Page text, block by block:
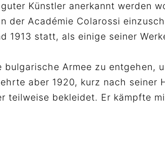
Künstler anerkannt werden
der Académie Colarossi
1913 statt, als einige seiner
Armee zu entgehen,
aber 1920, kurz nach seiner
teilweise bekleidet. Er kämpfte